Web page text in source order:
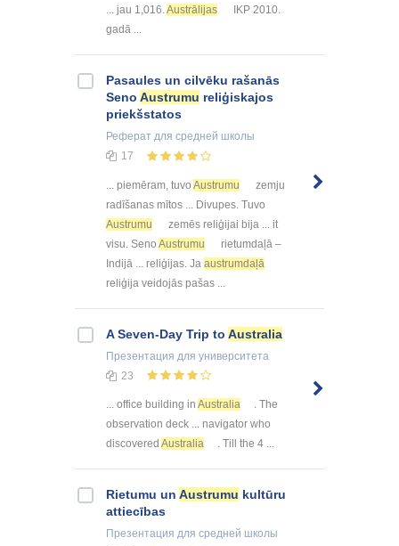
... jau 1,016. Austrālijas
IKP 2010.
gadā ...
Pasaules un cilvēku rašanās
Seno Austrumu reliģiskajos
priekšstatos
Реферат для средней школы
17
... piemēram, tuvo Austrumu
zemju
radīšanas mītos ... Divupes. Tuvo
Austrumu
zemēs reliģijai bija ... it
visu. Seno Austrumu
rietumdaļā –
Indijā ... reliģijas. Ja austrumdaļā
reliģija veidojās pašas ...
A Seven-Day Trip to Australia
Презентация для университета
23
... office building in Australia
. The
observation deck ... navigator who
discovered Australia . Till the 4 ...
Rietumu un Austrumu kultūru
attiecības
Презентация для средней школы